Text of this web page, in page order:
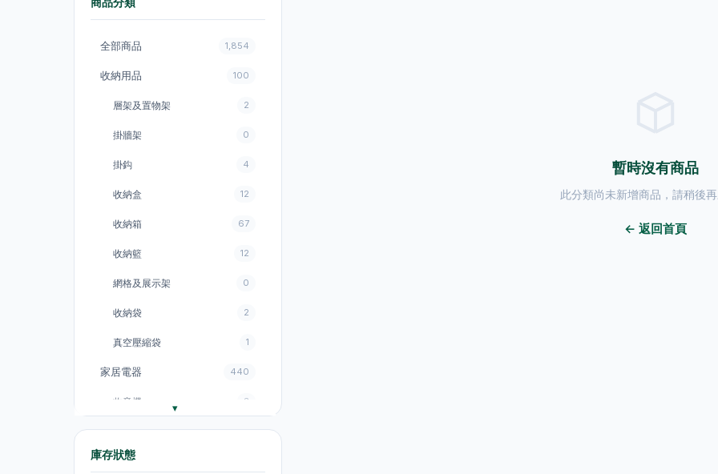
全部商品 1,854
收納用品 100
層架及置物架 2
掛牆架 0
掛鈎 4
收納盒 12
收納箱 67
收納籃 12
網格及展示架 0
收納袋 2
真空壓縮袋 1
家居電器 440
收音機 3
電飯煲 18
風扇
庫存狀態
暫時沒有商品
此分類尚未新增商品，請稍後
← 返回首頁